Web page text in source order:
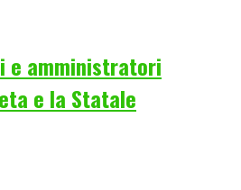
e amministratori
e la Statale